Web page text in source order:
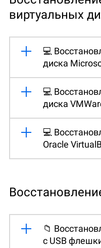
виртуальных
💻
диска
💻
диска
💻
Oracle
📁
с USB